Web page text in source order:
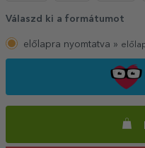
Válaszd ki a formátumot
előlapra nyomtatva »